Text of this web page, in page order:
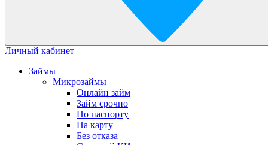
Личный кабинет
Займы
Микрозаймы
Онлайн займ
Займ срочно
По паспорту
На карту
Без отказа